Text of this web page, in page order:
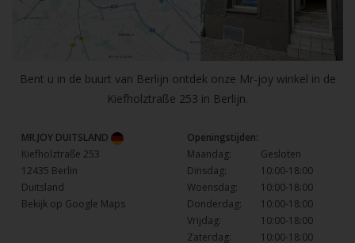
Bent u in de buurt van Berlijn ontdek onze Mr-joy winkel in de
Kiefholztraße 253 in Berlijn.
MR.JOY DUITSLAND
Kiefholztraße 253
12435 Berlin
Duitsland
Bekijk op Google Maps
Openingstijden:
Maandag:
Gesloten
Dinsdag:
10:00-18:00
Woensdag:
10:00-18:00
Donderdag:
10:00-18:00
Vrijdag:
10:00-18:00
Zaterdag:
10:00-18:00